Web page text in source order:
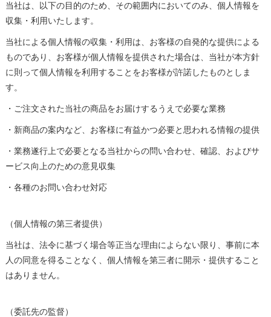
当社は、以下の目的のため、その範囲内においてのみ、個人情報を
収集・利用いたします。
当社による個人情報の収集・利用は、お客様の自発的な提供による
ものであり、お客様が個人情報を提供された場合は、当社が本方針
に則って個人情報を利用することをお客様が許諾したものとしま
す。
・ご注文された当社の商品をお届けするうえで必要な業務
・新商品の案内など、お客様に有益かつ必要と思われる情報の提供
・業務遂行上で必要となる当社からの問い合わせ、確認、およびサ
ービス向上のための意見収集
・各種のお問い合わせ対応
（個人情報の第三者提供）
当社は、法令に基づく場合等正当な理由によらない限り、事前に本
人の同意を得ることなく、個人情報を第三者に開示・提供すること
はありません。
（委託先の監督）